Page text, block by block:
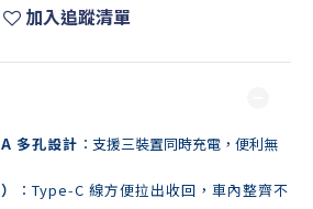
加入追蹤清單
多孔設計 ：支援三裝置同時充電，便利無
：Type‑C 線方便拉出收回，車內整齊不